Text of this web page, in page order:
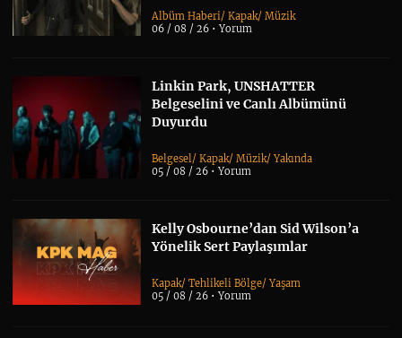
Albüm Haberi/Kapak/Müzik
06 / 08 / 26 •Yorum
Linkin Park, UNSHATTER
Belgeselini ve Canlı Albümünü
Duyurdu
Belgesel/Kapak/Müzik/Yakında
05 / 08 / 26 •Yorum
Kelly Osbourne’dan Sid Wilson’a
Yönelik Sert Paylaşımlar
Kapak/Tehlikeli Bölge/Yaşam
05 / 08 / 26 •Yorum